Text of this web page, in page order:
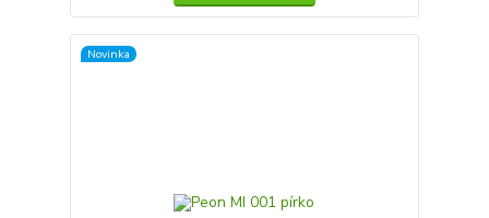
Novinka